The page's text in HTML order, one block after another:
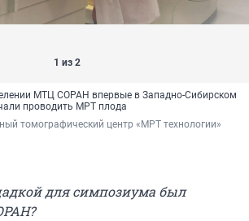
1 из 2
МТЦ СОРАН впервые в Западно-Сибирском
проводить МРТ плода
томографический центр «МРТ технологии»
для симпозиума был